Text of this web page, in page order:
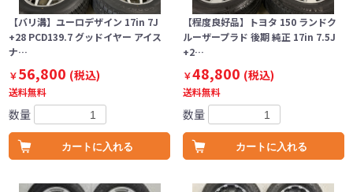
【バリ溝】ユーロデザイン 17in 7J
+28 PCD139.7 グッドイヤー アイス
ナ…
￥56,800 (税込)
送料無料
数量
カートに入れる
【程度良好品】トヨタ 150 ランドク
ルーザープラド 後期 純正 17in 7.5J
+2…
￥48,800 (税込)
送料無料
数量
カートに入れる